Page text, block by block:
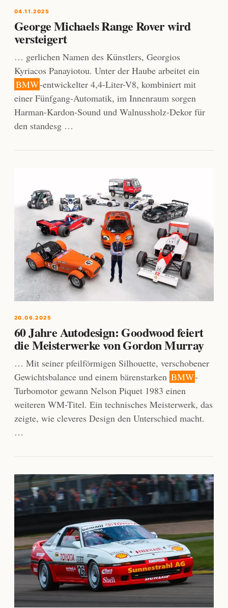
04.11.2025
George Michaels Range Rover wird
versteigert
… gerlichen Namen des Künstlers, Georgios
Kyriacos Panayiotou. Unter der Haube arbeitet ein
BMW-entwickelter 4,4-Liter-V8, kombiniert mit
einer Fünfgang-Automatik, im Innenraum sorgen
Harman-Kardon-Sound und Walnussholz-Dekor für
den standesg …
20.06.2025
60 Jahre Autodesign: Goodwood feiert
die Meisterwerke von Gordon Murray
… Mit seiner pfeilförmigen Silhouette, verschobener
Gewichtsbalance und einem bärenstarken BMW-
Turbomotor gewann Nelson Piquet 1983 einen
weiteren WM-Titel. Ein technisches Meisterwerk, das
zeigte, wie cleveres Design den Unterschied macht.
…